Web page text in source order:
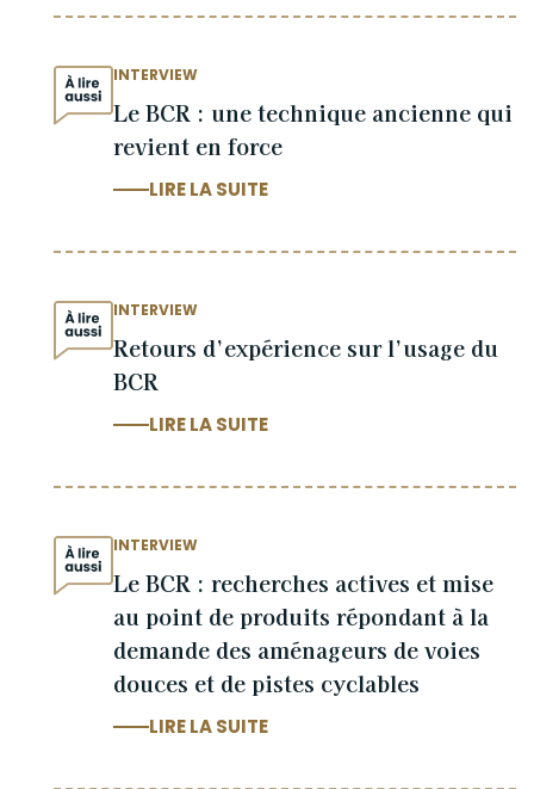
INTERVIEW
Le BCR : une technique ancienne qui
revient en force
LIRE LA SUITE
INTERVIEW
Retours d’expérience sur l’usage du
BCR
LIRE LA SUITE
INTERVIEW
Le BCR : recherches actives et mise
au point de produits répondant à la
demande des aménageurs de voies
douces et de pistes cyclables
LIRE LA SUITE